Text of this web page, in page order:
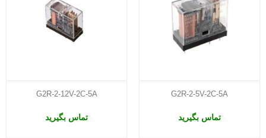
G2R-2-5V-2C-5A
تماس بگیرید
G2R-2-12V-2C-5A
تماس بگیرید